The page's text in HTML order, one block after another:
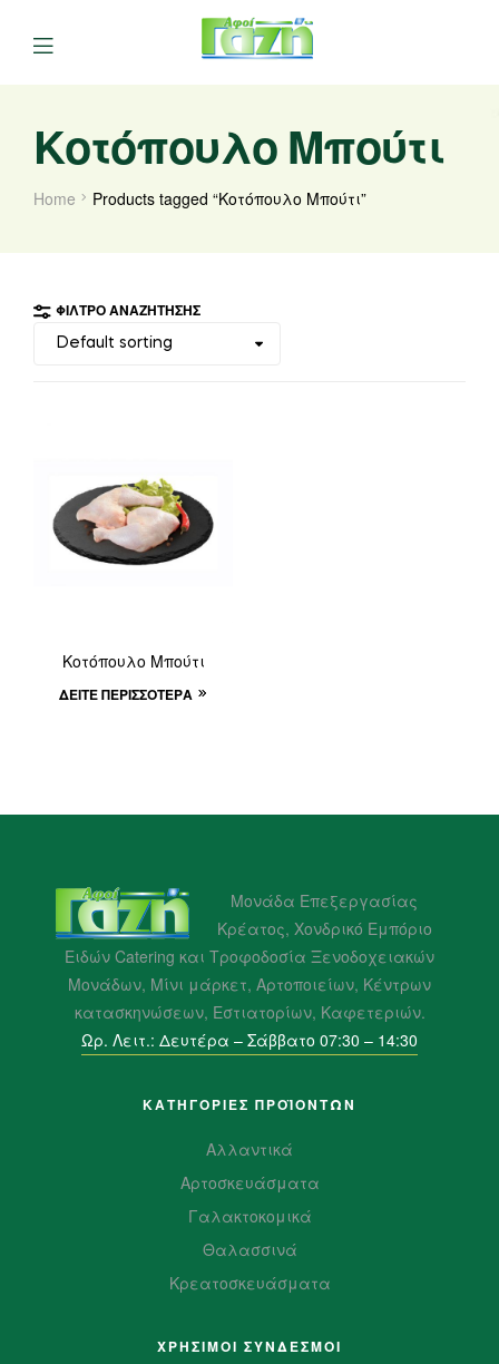
Κοτόπουλο Μπούτι
Home Products tagged “Κοτόπουλο Μπούτι”
ΦΊΛΤΡΟ ΑΝΑΖΉΤΗΣΗΣ
Κοτόπουλο Μπούτι
ΔΕΊΤΕ ΠΕΡΙΣΣΌΤΕΡΑ
Μονάδα Επεξεργασίας
Κρέατος, Χονδρικό Εμπόριο
Ειδών Catering και Τροφοδοσία Ξενοδοχειακών
Μονάδων, Μίνι μάρκετ, Αρτοποιείων, Κέντρων
κατασκηνώσεων, Εστιατορίων, Καφετεριών.
Ωρ. Λειτ.: Δευτέρα – Σάββατο 07:30 – 14:30
ΚΑΤΗΓΟΡΙΕΣ ΠΡΟΪΌΝΤΩΝ
Αλλαντικά
Αρτοσκευάσματα
Γαλακτοκομικά
Θαλασσινά
Κρεατοσκευάσματα
ΧΡΗΣΙΜΟΙ ΣΥΝΔΕΣΜΟΙ